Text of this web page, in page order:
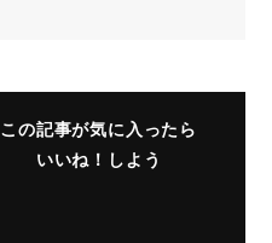
この記事が気に入ったら
いいね！しよう